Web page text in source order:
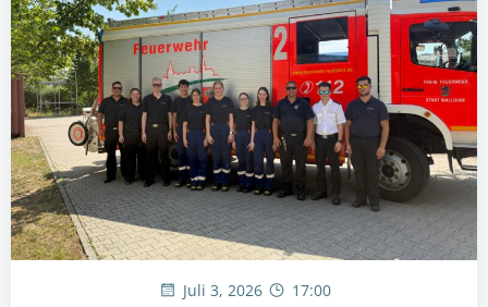
Juli 3, 2026 17:00